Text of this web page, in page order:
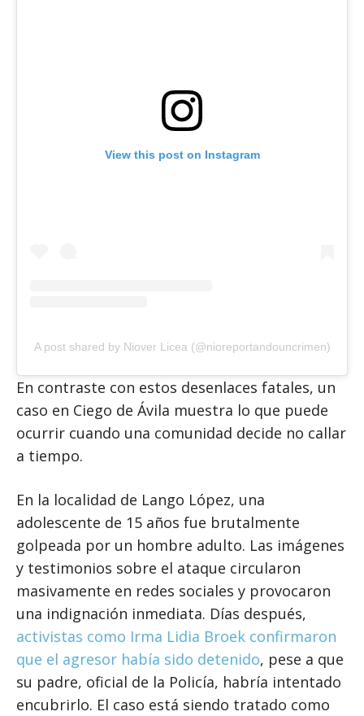
View this post on Instagram
A post shared by Niover Licea (@nioreportandouncrimen)
En contraste con estos desenlaces fatales, un
caso en Ciego de Ávila muestra lo que puede
ocurrir cuando una comunidad decide no callar
a tiempo.
En la localidad de Lango López, una
adolescente de 15 años fue brutalmente
golpeada por un hombre adulto. Las imágenes
y testimonios sobre el ataque circularon
masivamente en redes sociales y provocaron
una indignación inmediata. Días después,
activistas como Irma Lidia Broek confirmaron
que el agresor había sido detenido, pese a que
su padre, oficial de la Policía, habría intentado
encubrirlo. El caso está siendo tratado como